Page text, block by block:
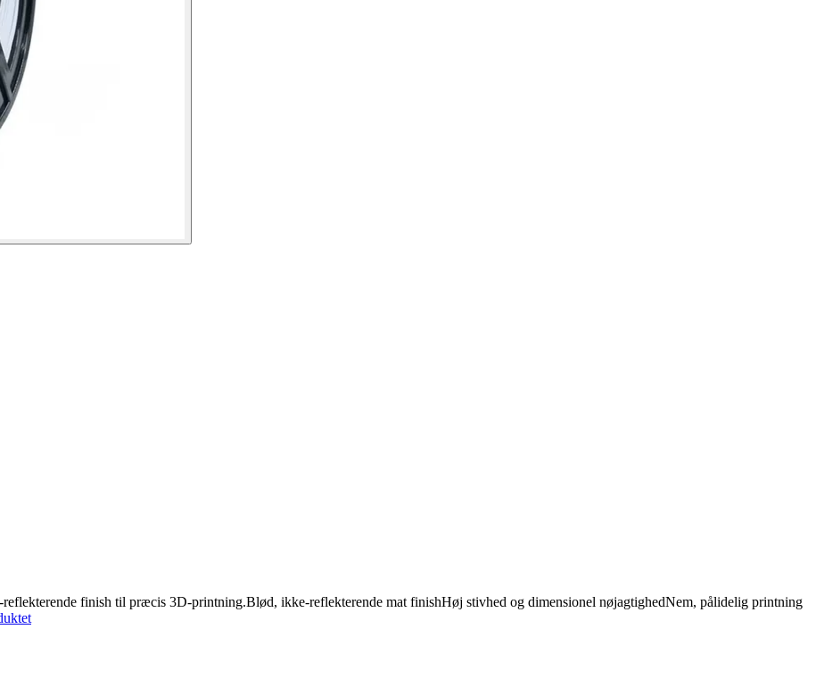
finish til præcis 3D-printning.Blød, ikke-reflekterende mat finishHøj stivhed og dimensionel nøjagtighedNem, pålidelig printning